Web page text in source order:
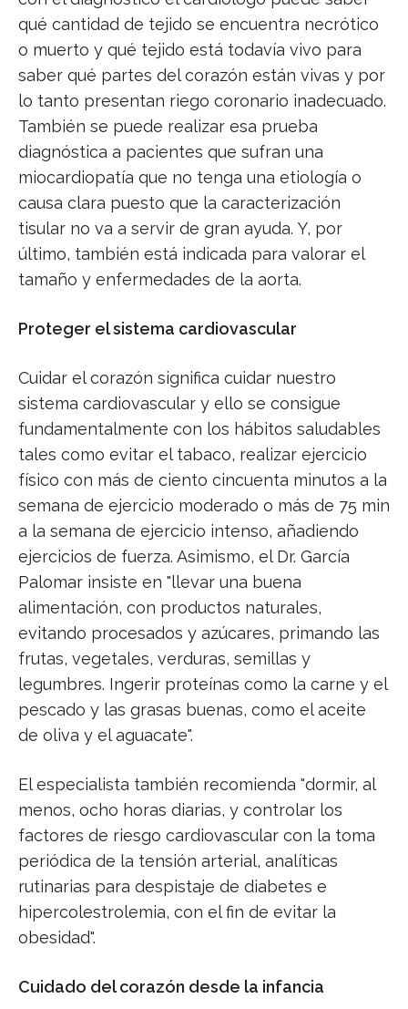
qué cantidad de tejido se encuentra necrótico
o muerto y qué tejido está todavía vivo para
saber qué partes del corazón están vivas y por
lo tanto presentan riego coronario inadecuado.
También se puede realizar esa prueba
diagnóstica a pacientes que sufran una
miocardiopatía que no tenga una etiología o
causa clara puesto que la caracterización
tisular no va a servir de gran ayuda. Y, por
último, también está indicada para valorar el
tamaño y enfermedades de la aorta.
Proteger el sistema cardiovascular
Cuidar el corazón significa cuidar nuestro
sistema cardiovascular y ello se consigue
fundamentalmente con los hábitos saludables
tales como evitar el tabaco, realizar ejercicio
físico con más de ciento cincuenta minutos a la
semana de ejercicio moderado o más de 75 min
a la semana de ejercicio intenso, añadiendo
ejercicios de fuerza. Asimismo, el Dr. García
Palomar insiste en "llevar una buena
alimentación, con productos naturales,
evitando procesados y azúcares, primando las
frutas, vegetales, verduras, semillas y
legumbres. Ingerir proteínas como la carne y el
pescado y las grasas buenas, como el aceite
de oliva y el aguacate".
El especialista también recomienda "dormir, al
menos, ocho horas diarias, y controlar los
factores de riesgo cardiovascular con la toma
periódica de la tensión arterial, analíticas
rutinarias para despistaje de diabetes e
hipercolestrolemia, con el fin de evitar la
obesidad".
Cuidado del corazón desde la infancia